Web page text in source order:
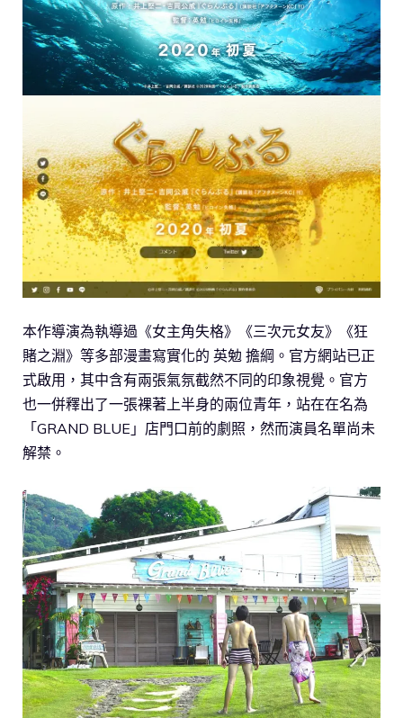
本作導演為執導過《女主角失格》《三次元女友》《狂
賭之淵》等多部漫畫寫實化的 英勉 擔綱。官方網站已正
式啟用，其中含有兩張氣氛截然不同的印象視覺。官方
也一併釋出了一張裸著上半身的兩位青年，站在在名為
「GRAND BLUE」店門口前的劇照，然而演員名單尚未
解禁。